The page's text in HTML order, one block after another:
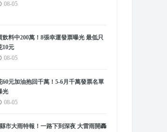
08-05
飲料中200萬！8張幸運發票曝光 最低只
10元
08-05
60元加油抱回千萬！5-6月千萬發票名單
光
08-05
市大雨特報！一路下到深夜 大雷雨開轟